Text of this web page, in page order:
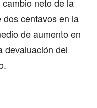
neto de la
centavos en la
de aumento en
devaluación del